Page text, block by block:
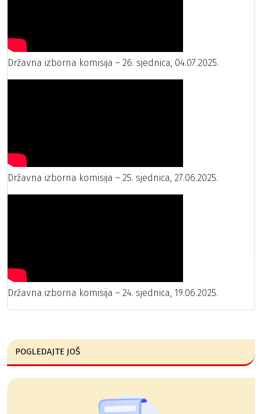
Državna izborna komisija – 26. sjednica, 04.07.2025.
Državna izborna komisija – 25. sjednica, 27.06.2025.
Državna izborna komisija – 24. sjednica, 19.06.2025.
POGLEDAJTE JOŠ